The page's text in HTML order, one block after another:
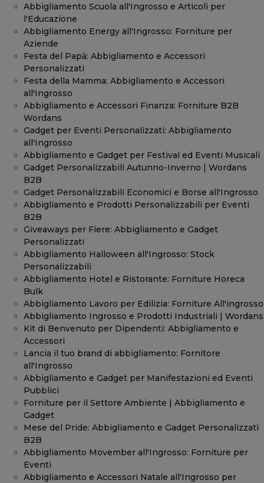
Abbigliamento Scuola all'Ingrosso e Articoli per
l'Educazione
Abbigliamento Energy all'Ingrosso: Forniture per
Aziende
Festa del Papà: Abbigliamento e Accessori
Personalizzati
Festa della Mamma: Abbigliamento e Accessori
all'Ingrosso
Abbigliamento e Accessori Finanza: Forniture B2B
Wordans
Gadget per Eventi Personalizzati: Abbigliamento
all'Ingrosso
Abbigliamento e Gadget per Festival ed Eventi Musicali
Gadget Personalizzabili Autunno-Inverno | Wordans
B2B
Gadget Personalizzabili Economici e Borse all'Ingrosso
Abbigliamento e Prodotti Personalizzabili per Eventi
B2B
Giveaways per Fiere: Abbigliamento e Gadget
Personalizzati
Abbigliamento Halloween all'Ingrosso: Stock
Personalizzabili
Abbigliamento Hotel e Ristorante: Forniture Horeca
Bulk
Abbigliamento Lavoro per Edilizia: Forniture All'ingrosso
Abbigliamento Ingrosso e Prodotti Industriali | Wordans
Kit di Benvenuto per Dipendenti: Abbigliamento e
Accessori
Lancia il tuo brand di abbigliamento: Fornitore
all'Ingrosso
Abbigliamento e Gadget per Manifestazioni ed Eventi
Pubblici
Forniture per il Settore Ambiente | Abbigliamento e
Gadget
Mese del Pride: Abbigliamento e Gadget Personalizzati
B2B
Abbigliamento Movember all'Ingrosso: Forniture per
Eventi
Abbigliamento e Accessori Natale all'Ingrosso per